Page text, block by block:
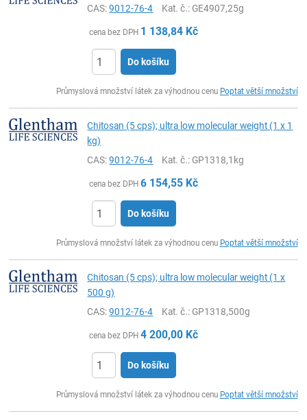
CAS:9012-76-4 Kat. č.: GE4907,25g
cena bez DPH 1 138,84 Kč
Do košíku
Průmyslová množství látek za výhodnou cenu Poptat větší množství
Chitosan (5 cps); ultra low molecular weight (1 x 1
kg)
CAS:9012-76-4 Kat. č.: GP1318,1kg
cena bez DPH 6 154,55 Kč
Do košíku
Průmyslová množství látek za výhodnou cenu Poptat větší množství
Chitosan (5 cps); ultra low molecular weight (1 x
500 g)
CAS:9012-76-4 Kat. č.: GP1318,500g
cena bez DPH 4 200,00 Kč
Do košíku
Průmyslová množství látek za výhodnou cenu Poptat větší množství